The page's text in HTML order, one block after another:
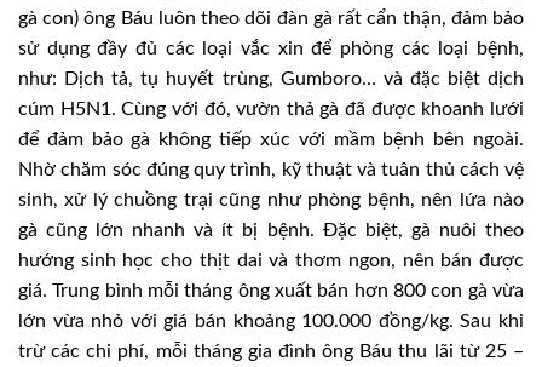
gà con) ông Báu luôn theo dõi đàn gà rất cẩn thận, đảm bảo
sử dụng đầy đủ các loại vắc xin để phòng các loại bệnh,
như: Dịch tả, tụ huyết trùng, Gumboro… và đặc biệt dịch
cúm H5N1. Cùng với đó, vườn thả gà đã được khoanh lưới
để đảm bảo gà không tiếp xúc với mầm bệnh bên ngoài.
Nhờ chăm sóc đúng quy trình, kỹ thuật và tuân thủ cách vệ
sinh, xử lý chuồng trại cũng như phòng bệnh, nên lứa nào
gà cũng lớn nhanh và ít bị bệnh. Đặc biệt, gà nuôi theo
hướng sinh học cho thịt dai và thơm ngon, nên bán được
giá. Trung bình mỗi tháng ông xuất bán hơn 800 con gà vừa
lớn vừa nhỏ với giá bán khoảng 100.000 đồng/kg. Sau khi
trừ các chi phí, mỗi tháng gia đình ông Báu thu lãi từ 25 –